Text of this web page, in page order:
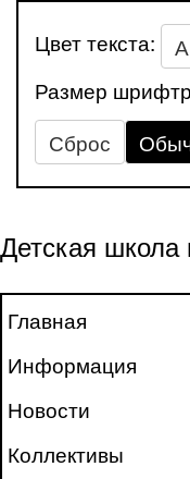
Цвет текста: А
Размер
Сброс
Детская
Главная
Информация
Новости
Коллективы